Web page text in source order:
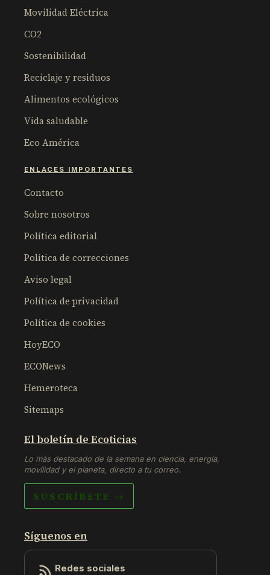
Movilidad Eléctrica
CO2
Sostenibilidad
Reciclaje y residuos
Alimentos ecológicos
Vida saludable
Eco América
ENLACES IMPORTANTES
Contacto
Sobre nosotros
Política editorial
Política de correcciones
Aviso legal
Política de privacidad
Política de cookies
HoyECO
ECONews
Hemeroteca
Sitemaps
El boletín de Ecoticias
Lo más destacado de la semana en ciencia, energía,
movilidad y el planeta, directo a tu correo.
SUSCRÍBETE →
Síguenos en
Redes sociales